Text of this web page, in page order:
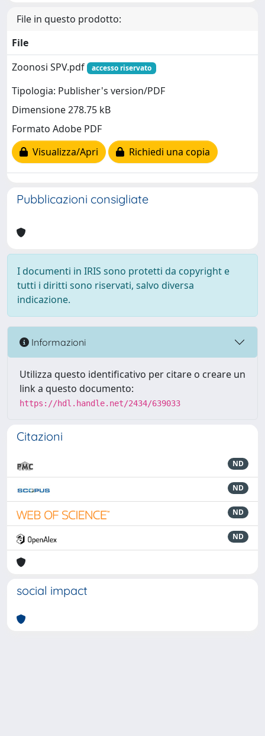
File in questo prodotto:
File
Zoonosi SPV.pdf
accesso riservato
Tipologia: Publisher's version/PDF
Dimensione 278.75 kB
Formato Adobe PDF
Visualizza/Apri
Richiedi una copia
Pubblicazioni consigliate
I documenti in IRIS sono protetti da copyright e
tutti i diritti sono riservati, salvo diversa
indicazione.
Informazioni
Utilizza questo identificativo per citare o creare un
link a questo documento:
https://hdl.handle.net/2434/639033
Citazioni
ND
ND
ND
ND
social impact